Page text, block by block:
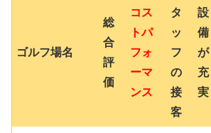
ゴルフ場名
総
合
評
価
コス
トパ
フォ
ーマ
ンス
タ
ッ
フ
の
接
客
設
備
が
充
実